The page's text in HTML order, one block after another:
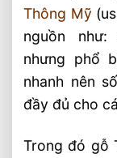
Thông Mỹ
nguồn như:
nhưng phổ
nhanh nên
đầy đủ cho
Trong đó gỗ